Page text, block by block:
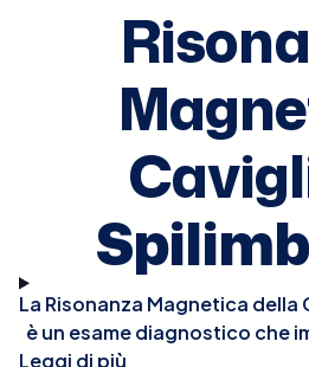
La Risonanza Magnetica della
è un esame diagnostico che
magnetici per generare
Leggi di più